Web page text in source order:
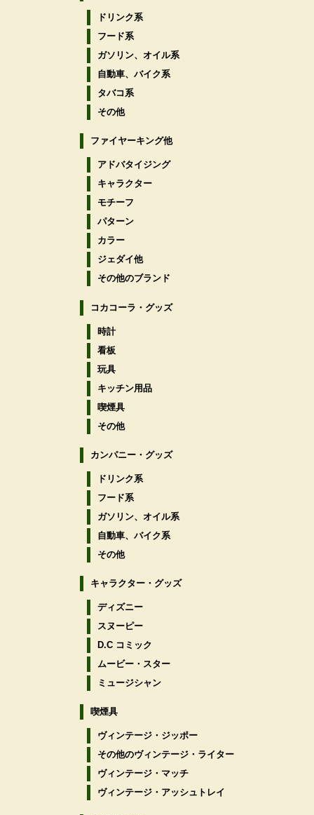
ドリンク系
フード系
ガソリン、オイル系
自動車、バイク系
タバコ系
その他
ファイヤーキング他
アドバタイジング
キャラクター
モチーフ
パターン
カラー
ジェダイ他
その他のブランド
コカコーラ・グッズ
時計
看板
玩具
キッチン用品
喫煙具
その他
カンパニー・グッズ
ドリンク系
フード系
ガソリン、オイル系
自動車、バイク系
その他
キャラクター・グッズ
ディズニー
スヌーピー
D.C コミック
ムービー・スター
ミュージシャン
喫煙具
ヴィンテージ・ジッポー
その他のヴィンテージ・ライター
ヴィンテージ・マッチ
ヴィンテージ・アッシュトレイ